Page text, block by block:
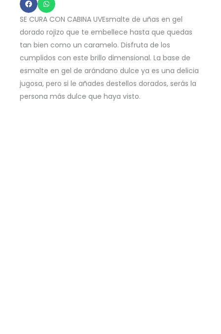
-
Butter
Me
Up
Toffee
15ml
Dorado
Rojizo
SE CURA CON CABINA UVEsmalte de uñas en gel
dorado rojizo que te embellece hasta que quedas
tan bien como un caramelo. Disfruta de los
cumplidos con este brillo dimensional. La base de
esmalte en gel de arándano dulce ya es una delicia
jugosa, pero si le añades destellos dorados, serás la
persona más dulce que haya visto.